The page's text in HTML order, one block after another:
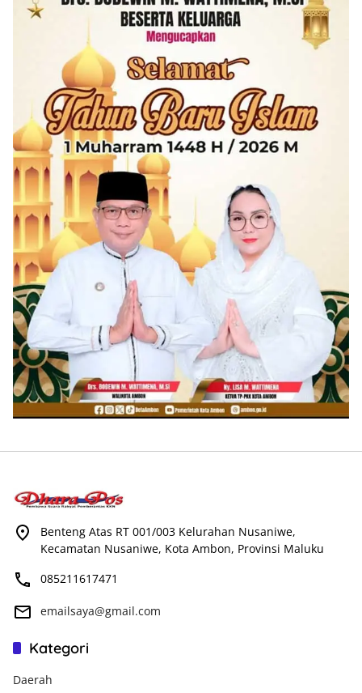
Benteng Atas RT 001/003 Kelurahan Nusaniwe,
Kecamatan Nusaniwe, Kota Ambon, Provinsi Maluku
085211617471
emailsaya@gmail.com
Kategori
Daerah